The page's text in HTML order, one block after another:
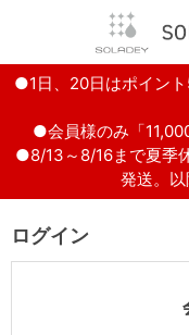
●1日、20日はポイン
●会員様のみ「
●8/13～8/16まで夏季
発送。以
ログイン